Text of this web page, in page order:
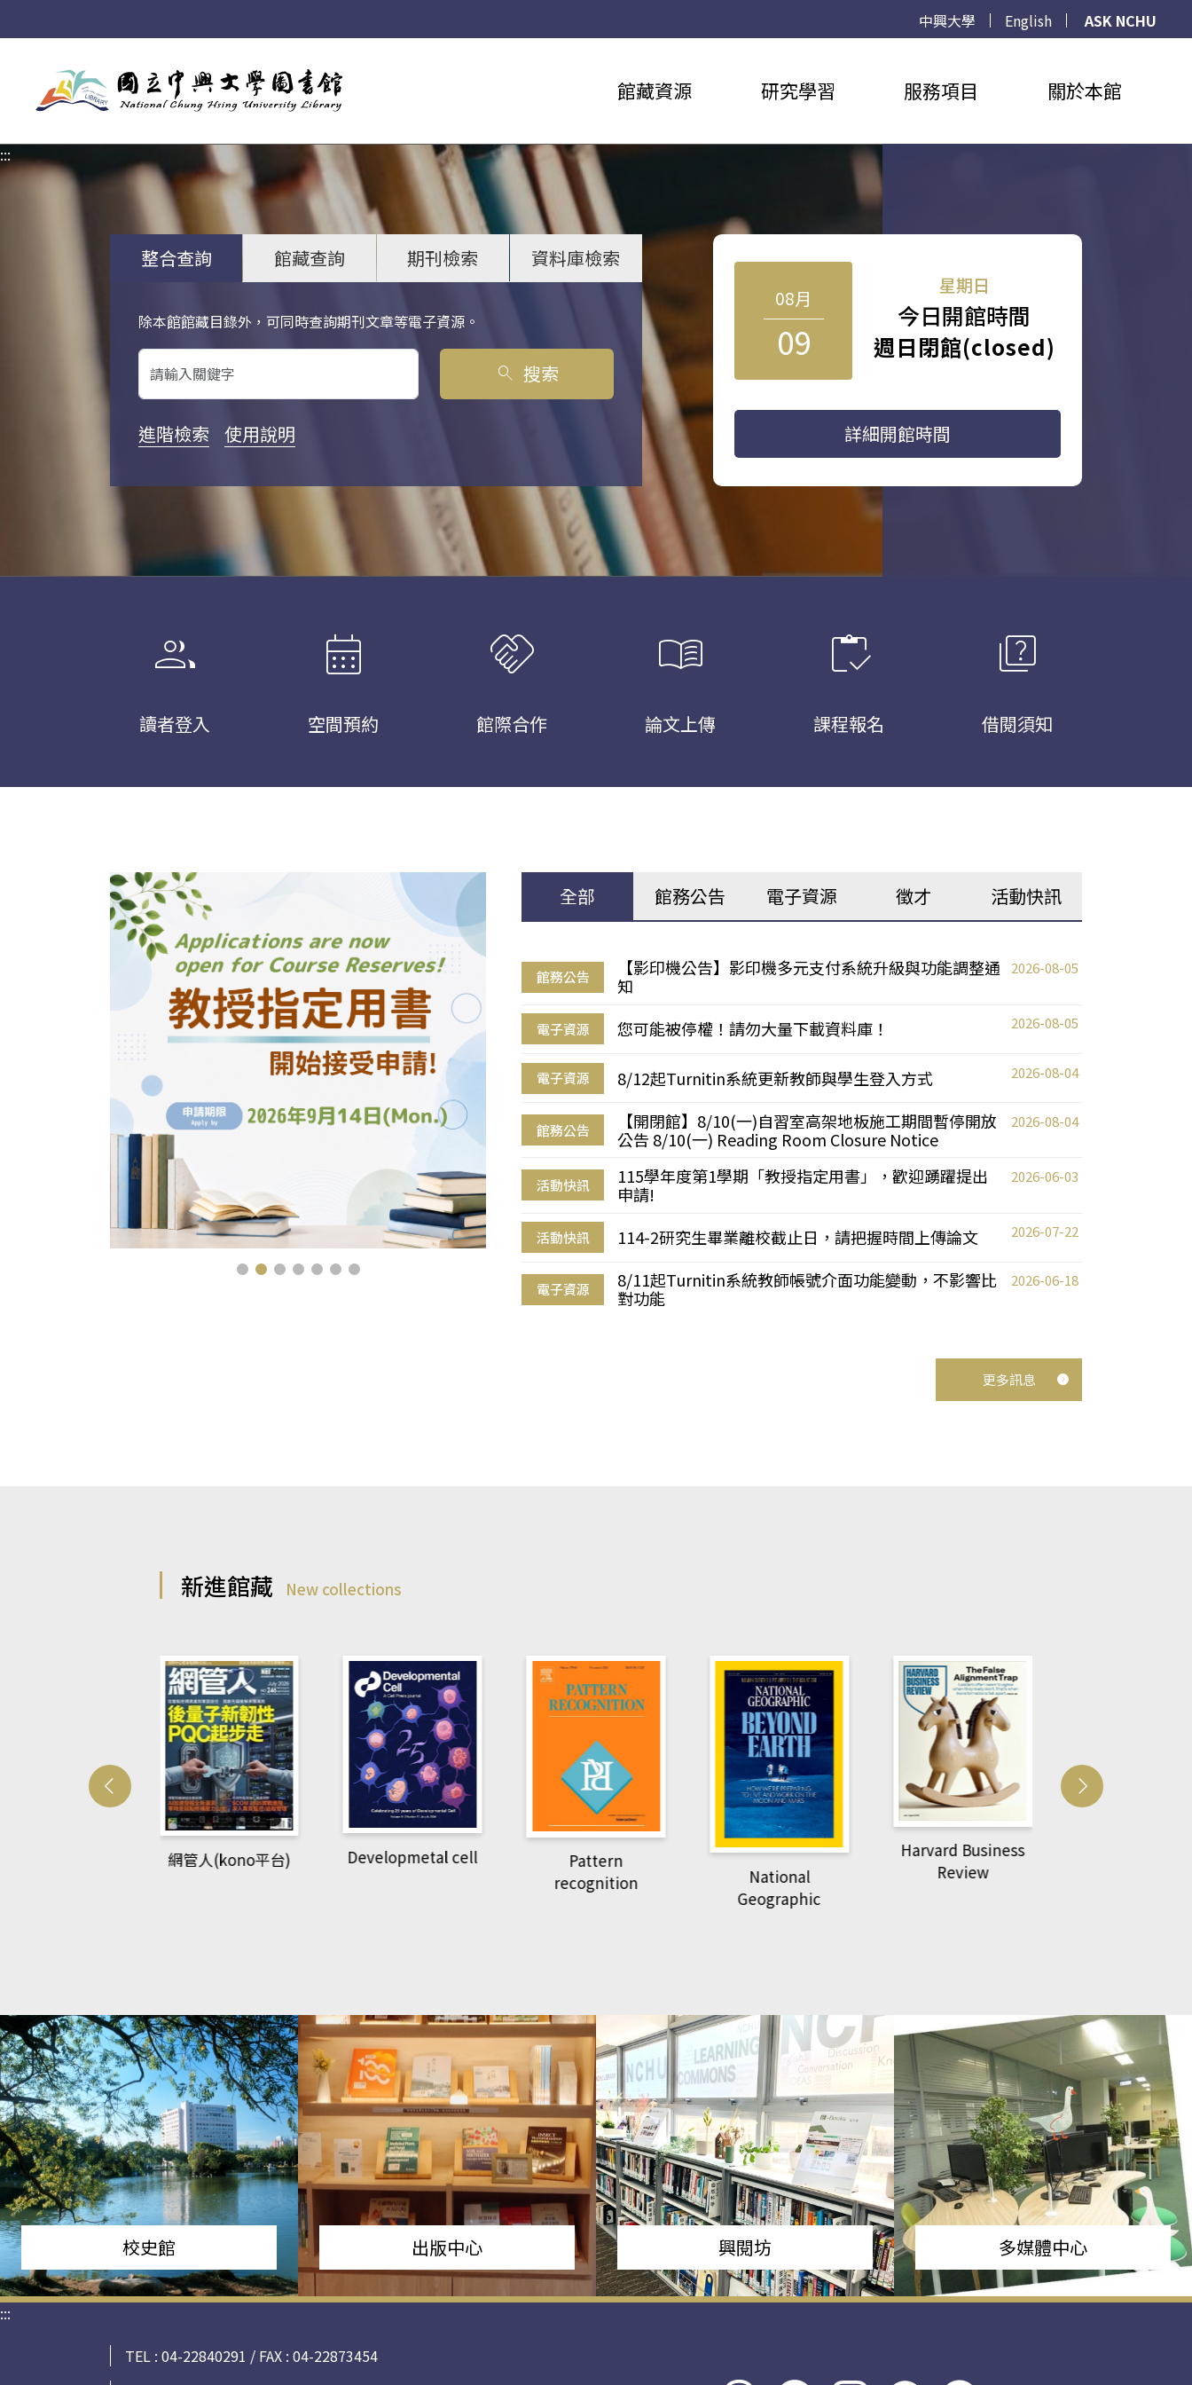
中興大學 English
ASK NCHU
館藏資源 研究學習 服務項目 關於本館
:::
整合查詢 館藏查詢 期刊檢索 資料庫檢索
除本館館藏目錄外，可同時查詢期刊文章等電子資源。
關鍵字搜尋
search 搜索
進階檢索 使用說明
08月
09
星期日
今日開館時間
週日閉館(closed)
詳細開館時間
group
讀者登入
calendar_month
空間預約
handshake
館際合作
menu_book
論文上傳
inventory
課程報名
quiz
借閱須知
全部 館務公告 電子資源 徵才 活動快訊
館務公告
【影印機公告】影印機多元支付系統升級與功能調整通
知
2026-08-05
電子資源 您可能被停權！請勿大量下載資料庫！ 2026-08-05
電子資源 8/12起Turnitin系統更新教師與學生登入方式 2026-08-04
館務公告
【開閉館】8/10(一)自習室高架地板施工期間暫停開放
公告 8/10(一) Reading Room Closure Notice
2026-08-04
活動快訊
115學年度第1學期「教授指定用書」，歡迎踴躍提出
申請!
2026-06-03
活動快訊 114-2研究生畢業離校截止日，請把握時間上傳論文 2026-07-22
電子資源
8/11起Turnitin系統教師帳號介面功能變動，不影響比
對功能
2026-06-18
更多訊息
新進館藏 New collections
Developmetal cell
Pattern
National
Geographic
Harvard Business
Review
萌動力一頁漫畫學生
校史館 出版中心 興閱坊 多媒體中心
:::
TEL : 04-22840291 / FAX : 04-22873454